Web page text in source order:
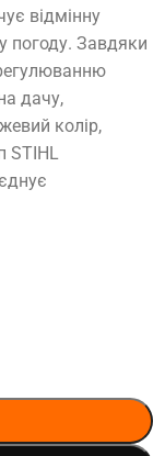
відмінну
погоду. Завдяки
дачу,
колір,
STIHL